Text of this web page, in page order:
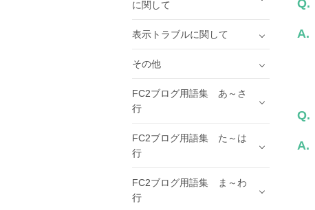
Q.
A.
Q.
A.
に関して
表示トラブルに関して
その他
FC2ブログ用語集 あ～さ
行
FC2ブログ用語集 た～は
行
FC2ブログ用語集 ま～わ
行